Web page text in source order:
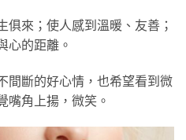
俱來；使人感到溫暖、友善；
心的距離。
間斷的好心情，也希望看到微
嘴角上揚，微笑。